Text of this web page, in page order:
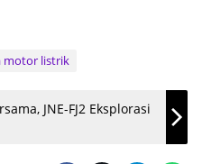
motor listrik
JNE-FJ2 Eksplorasi